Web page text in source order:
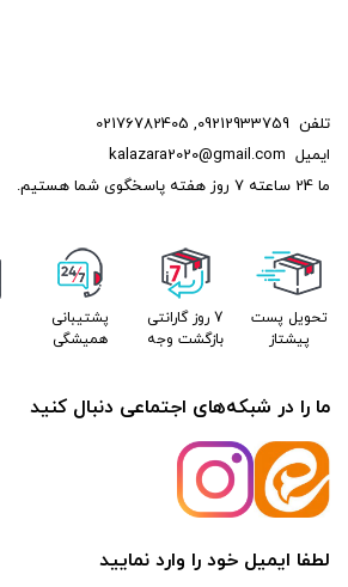
تلفن 09212933759
,
02176782405
ایمیل kalazara2020@gmail.com
ما 24 ساعته 7 روز هفته پاسخگوی شما هستیم.
تحویل پست
پیشتاز
7 روز گارانتی
بازگشت وجه
پشتیبانی
همیشگی
ما را در شبکه‌های اجتماعی دنبال کنید
لطفا ایمیل خود را وارد نمایید